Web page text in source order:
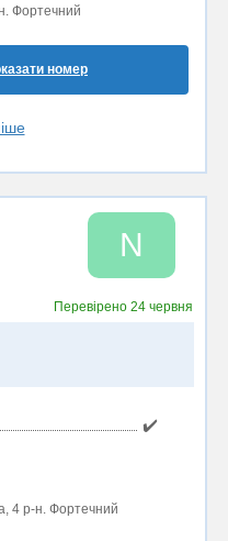
Фортечний
номер
N
Перевірено24 червня
✔️
4 р-н. Фортечний